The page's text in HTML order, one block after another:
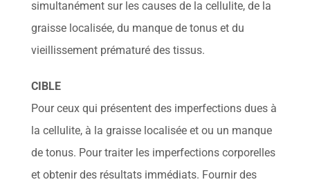
simultanément sur les causes de la cellulite, de la
graisse localisée, du manque de tonus et du
vieillissement prématuré des tissus.
CIBLE
Pour ceux qui présentent des imperfections dues à
la cellulite, à la graisse localisée et ou un manque
de tonus. Pour traiter les imperfections corporelles
et obtenir des résultats immédiats. Fournir des